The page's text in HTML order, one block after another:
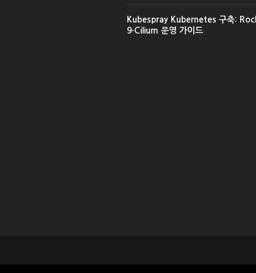
Kubespray Kubernetes 구축:
9·Cilium 운영 가이드